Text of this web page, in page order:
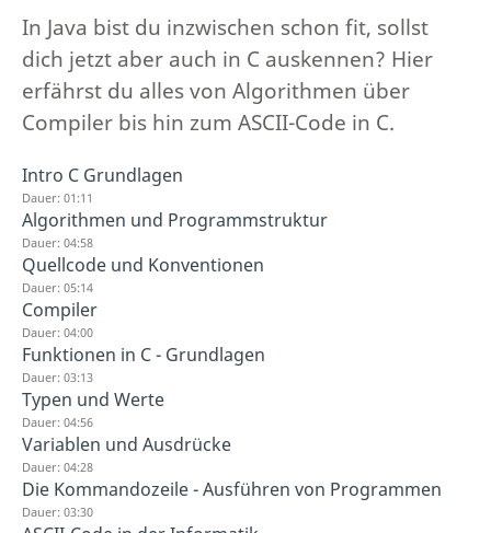
In Java bist du inzwischen schon fit, sollst
dich jetzt aber auch in C auskennen? Hier
erfährst du alles von Algorithmen über
Compiler bis hin zum ASCII-Code in C.
Intro C Grundlagen
Dauer: 01:11
Algorithmen und Programmstruktur
Dauer: 04:58
Quellcode und Konventionen
Dauer: 05:14
Compiler
Dauer: 04:00
Funktionen in C - Grundlagen
Dauer: 03:13
Typen und Werte
Dauer: 04:56
Variablen und Ausdrücke
Dauer: 04:28
Die Kommandozeile - Ausführen von Programmen
Dauer: 03:30